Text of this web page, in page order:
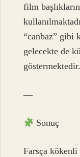
film
“canbaz” gibi
gelecekte de
göstermektedir.
—
Sonuç
Farsça